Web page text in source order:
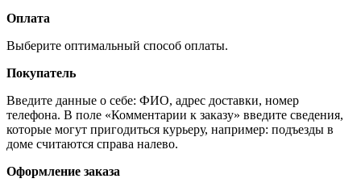
Оплата
Выберите оптимальный способ оплаты.
Покупатель
Введите данные о себе: ФИО, адрес доставки, номер
телефона. В поле «Комментарии к заказу» введите сведения,
которые могут пригодиться курьеру, например: подъезды в
доме считаются справа налево.
Оформление заказа